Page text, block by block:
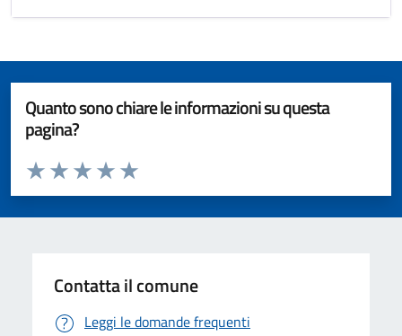
Quanto sono chiare le informazioni su questa
pagina?
Valuta da 1 a 5 stelle la pagina
Valuta 5 stelle su 5
Valuta 4 stelle su 5
Valuta 3 stelle su 5
Valuta 2 stelle su 5
Valuta 1 stelle su 5
Contatta il comune
Leggi le domande frequenti